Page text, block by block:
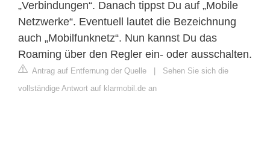
„Verbindungen“. Danach tippst Du auf „Mobile
Netzwerke“. Eventuell lautet die Bezeichnung
auch „Mobilfunknetz“. Nun kannst Du das
Roaming über den Regler ein- oder ausschalten.
Antrag auf Entfernung der Quelle | Sehen Sie sich die
vollständige Antwort auf klarmobil.de an